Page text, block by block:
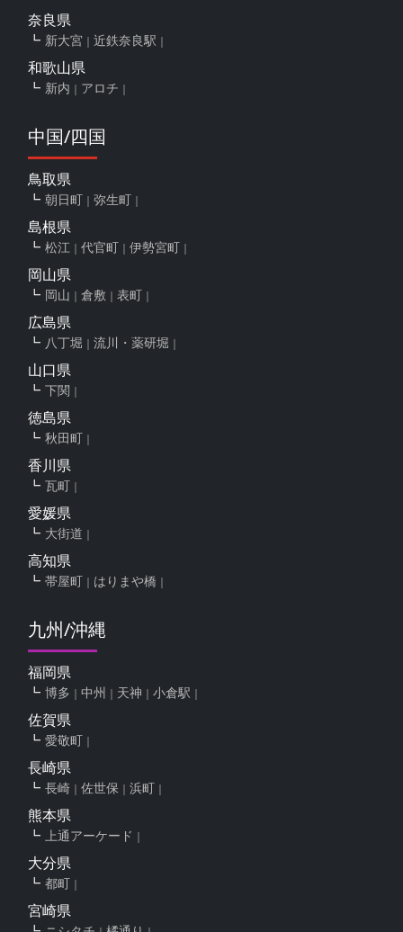
奈良県
新大宮 近鉄奈良駅
和歌山県
新内 アロチ
中国/四国
鳥取県
朝日町 弥生町
島根県
松江 代官町 伊勢宮町
岡山県
岡山 倉敷 表町
広島県
八丁堀 流川・薬研堀
山口県
下関
徳島県
秋田町
香川県
瓦町
愛媛県
大街道
高知県
帯屋町 はりまや橋
九州/沖縄
福岡県
博多 中州 天神 小倉駅
佐賀県
愛敬町
長崎県
長崎 佐世保 浜町
熊本県
上通アーケード
大分県
都町
宮崎県